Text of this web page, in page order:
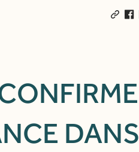
DANS